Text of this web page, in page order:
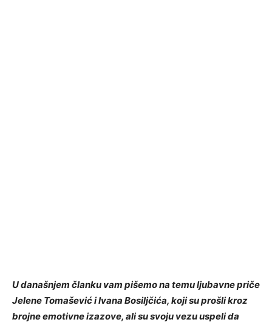
U današnjem članku vam pišemo na temu ljubavne priče
Jelene Tomašević i Ivana Bosiljčića, koji su prošli kroz
brojne emotivne izazove, ali su svoju vezu uspeli da